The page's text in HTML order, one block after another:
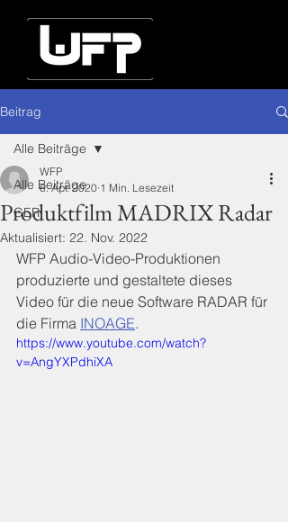
Beitrag
Alle Beiträge
GER
Alle Beiträge
Produktfilm MADRIX Radar
WFP
6. Apr. 2020 1 Min. Lesezeit
Aktualisiert: 22. Nov. 2022
WFP Audio-Video-Produktionen
produzierte und gestaltete dieses
Video für die neue Software RADAR für
die Firma INOAGE.
https://www.youtube.com/watch?
v=AngYXPdhiXA